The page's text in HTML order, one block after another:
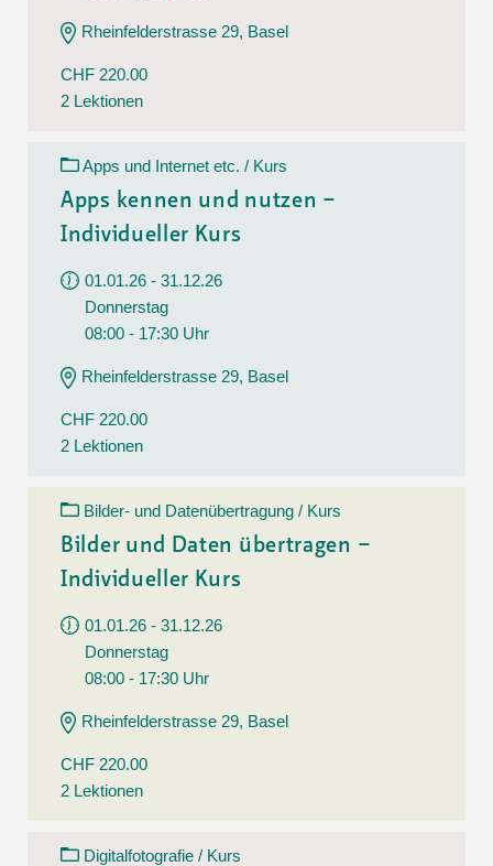
Rheinfelderstrasse 29, Basel
CHF 220.00
2 Lektionen
Apps und Internet etc. / Kurs
Apps kennen und nutzen –
Individueller Kurs
01.01.26 - 31.12.26
Donnerstag
08:00 - 17:30 Uhr
Rheinfelderstrasse 29, Basel
CHF 220.00
2 Lektionen
Bilder- und Datenübertragung / Kurs
Bilder und Daten übertragen –
Individueller Kurs
01.01.26 - 31.12.26
Donnerstag
08:00 - 17:30 Uhr
Rheinfelderstrasse 29, Basel
CHF 220.00
2 Lektionen
Digitalfotografie / Kurs